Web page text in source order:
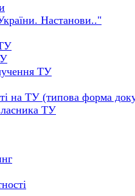
Настанови.."
ТУ
на ТУ (типова форма
ТУ